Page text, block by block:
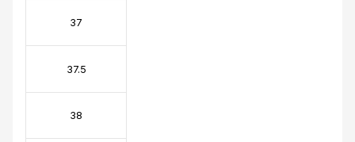
37
37.5
38